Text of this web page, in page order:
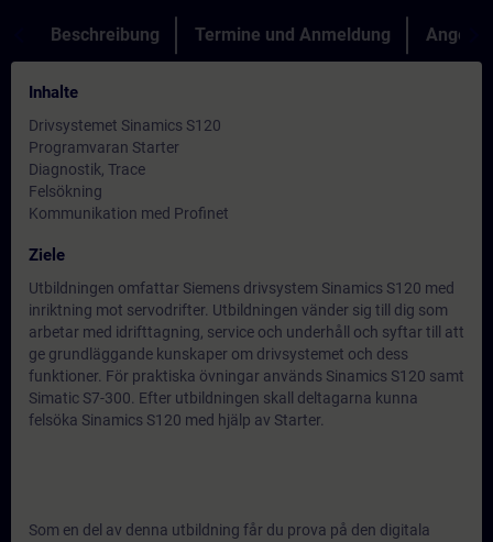
Beschreibung Termine und Anmeldung Angebot
Inhalte
Drivsystemet Sinamics S120
Programvaran Starter
Diagnostik, Trace
Felsökning
Kommunikation med Profinet
Ziele
Utbildningen omfattar Siemens drivsystem Sinamics S120 med
inriktning mot servodrifter. Utbildningen vänder sig till dig som
arbetar med idrifttagning, service och underhåll och syftar till att
ge grundläggande kunskaper om drivsystemet och dess
funktioner. För praktiska övningar används Sinamics S120 samt
Simatic S7-300. Efter utbildningen skall deltagarna kunna
felsöka Sinamics S120 med hjälp av Starter.
Som en del av denna utbildning får du prova på den digitala